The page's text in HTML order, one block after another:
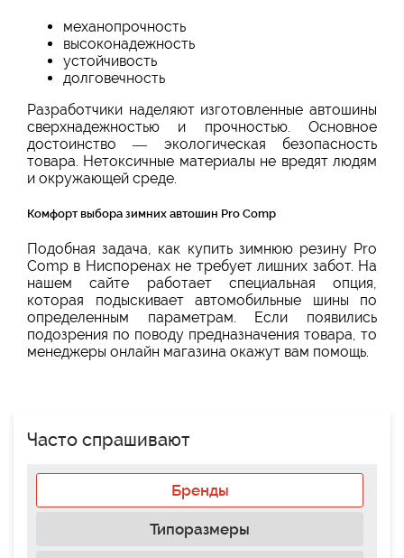
механопрочность
высоконадежность
устойчивость
долговечность
Разработчики наделяют изготовленные автошины
сверхнадежностью и прочностью. Основное
достоинство — экологическая безопасность
товара. Нетоксичные материалы не вредят людям
и окружающей среде.
Комфорт выбора зимних автошин Pro Comp
Подобная задача, как купить зимнюю резину Pro
Comp в Ниспоренах не требует лишних забот. На
нашем сайте работает специальная опция,
которая подыскивает автомобильные шины по
определенным параметрам. Если появились
подозрения по поводу предназначения товара, то
менеджеры онлайн магазина окажут вам помощь.
Часто спрашивают
Бренды
Типоразмеры